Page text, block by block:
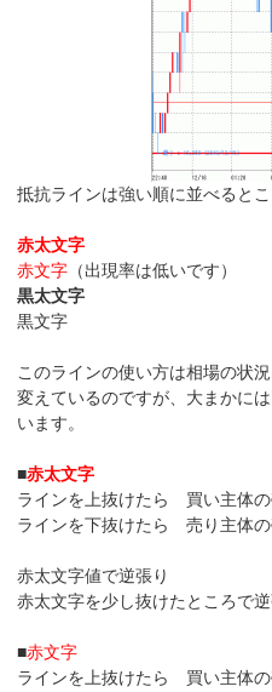
抵抗ラインは強い順に並べるとこ
赤太文字
赤文字 （出現率は低いです）
黒太文字
黒文字
このラインの使い方は相場の状
変えているのですが、大まかに
います。
■赤太文字
ラインを上抜けたら 買い主体の
ラインを下抜けたら 売り主体の
赤太文字値で逆張り
赤太文字を少し抜けたところで逆
■赤文字
ラインを上抜けたら 買い主体の